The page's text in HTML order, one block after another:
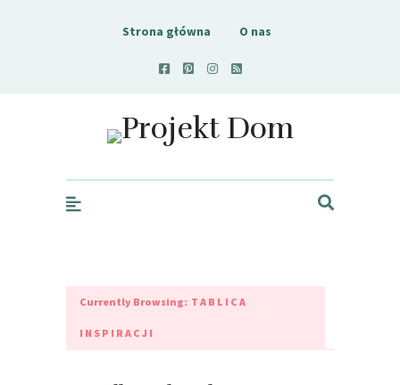
Strona główna O nas
Projekt Dom
Currently Browsing: TABLICA
INSPIRACJI